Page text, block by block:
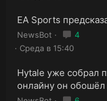
EA Sports
NewsBot
4
Среда в 15:40
Hytale уже
онлайну он